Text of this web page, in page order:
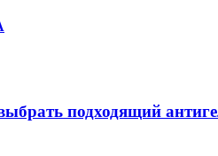
подходящий